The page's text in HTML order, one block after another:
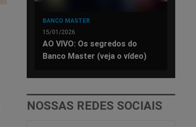
BANCO MASTER
15/01/2026
AO VIVO: Os segredos do
Banco Master (veja o vídeo)
NOSSAS REDES SOCIAIS